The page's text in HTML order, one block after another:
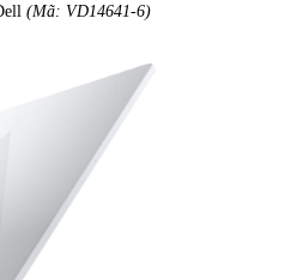
(Mã: VD14641-6)